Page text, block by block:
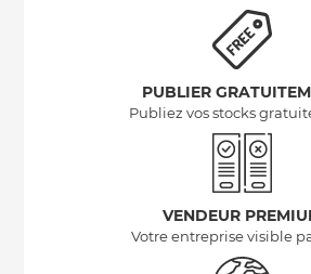
PUBLIER
Publiez vos stocks
VENDEUR
Votre entreprise visible